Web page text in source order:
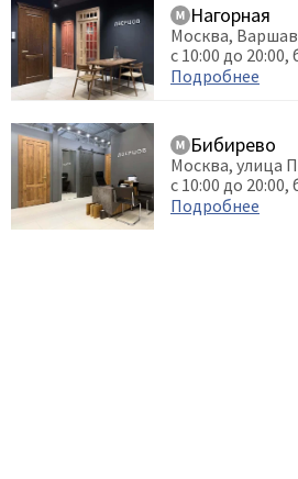
Нагорная
Москва,
с 10:00 до
Подробнее
Бибирево
Москва, улица
с 10:00 до
Подробнее